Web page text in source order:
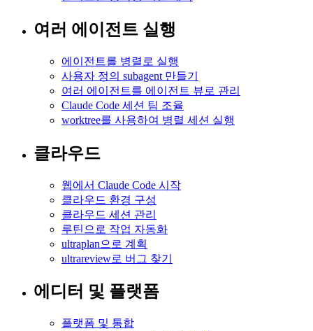
여러 에이전트 실행
에이전트를 병렬로 실행
사용자 정의 subagent 만들기
여러 에이전트를 에이전트 뷰로 관리
Claude Code 세션 팀 조율
worktree를 사용하여 병렬 세션 실행
클라우드
웹에서 Claude Code 시작
클라우드 환경 구성
클라우드 세션 관리
루틴으로 작업 자동화
ultraplan으로 계획
ultrareview로 버그 찾기
에디터 및 플랫폼
플랫폼 및 통합